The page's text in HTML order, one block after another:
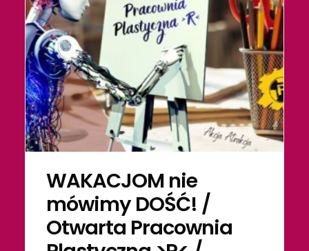
WAKACJOM nie
mówimy DOŚĆ! /
Otwarta Pracownia